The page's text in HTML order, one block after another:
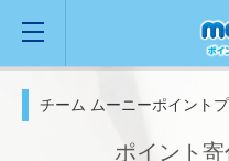
チーム ムーニーポイント
ポイント